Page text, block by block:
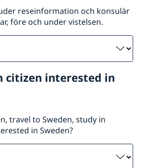
reseinformation och konsulär
före och under vistelsen.
citizen interested in
travel to Sweden, study in
in Sweden?